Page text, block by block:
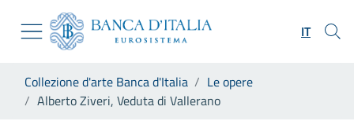
Skip to Main Content
Vai al sito istituzionale
Vai al menu di navigazione
Vai alla ricerca
Vai al footer
IT
Collezione d'arte Banca d'Italia
Le opere
Alberto Ziveri, Veduta di Vallerano